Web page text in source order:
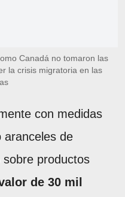
Canadá no tomaron las
la crisis migratoria en las
con medidas
aranceles de
productos
de 30 mil